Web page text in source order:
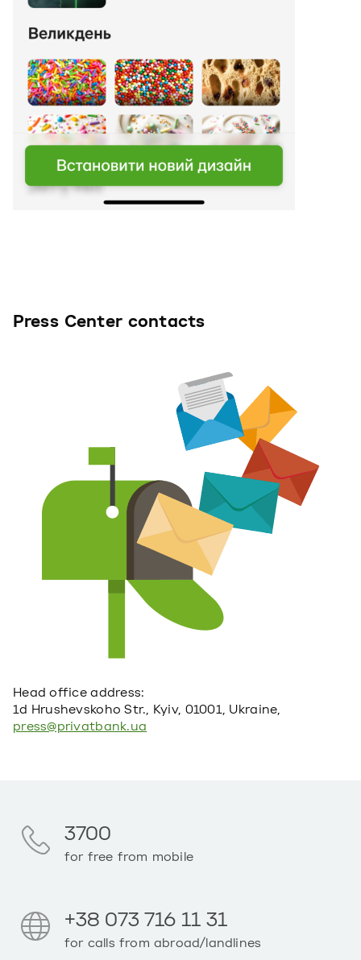
Press Center contacts
Head office address:
1d Hrushevskoho Str., Kyiv, 01001, Ukraine,
press@privatbank.ua
3700
for free from mobile
+38 073 716 11 31
for calls from abroad/landlines